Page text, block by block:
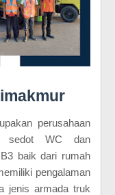
perusahaan
sedot WC dan
baik dari rumah
pengalaman
jenis armada truk